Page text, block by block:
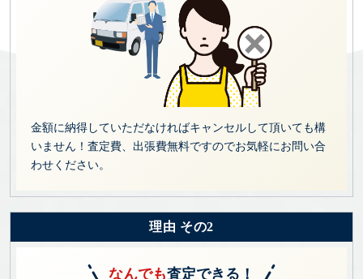
金額に納得していただなければキャンセルして頂いても構
いません！査定費、出張費無料ですのでお気軽にお問い合
わせください。
理由 その2
なんでも査定できる！